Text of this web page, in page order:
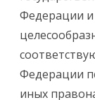
Федерации и
Федерации
иных